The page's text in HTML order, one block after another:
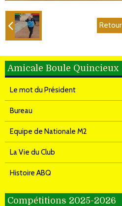
Retour
Amicale Boule Quincieux
Le mot du Président
Bureau
Equipe de Nationale M2
La Vie du Club
Histoire ABQ
Compétitions 2025-2026